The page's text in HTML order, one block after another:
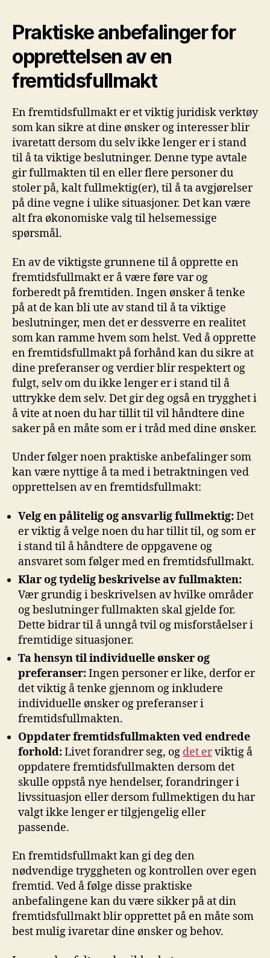
Praktiske ​anbefalinger‍ for
opprettelsen av en‌
fremtidsfullmakt
En fremtidsfullmakt er et viktig juridisk verktøy
som⁤ kan sikre ‌at dine​ ønsker og interesser ​blir
ivaretatt dersom du selv ikke lenger er i stand
til ‍å ta viktige beslutninger. Denne type⁢ avtale
gir⁢ fullmakten til en eller flere ‍personer du
stoler på,⁣ kalt fullmektig(er),‌ til å ta avgjørelser
på dine vegne i ​ulike ⁤situasjoner. ⁤Det kan være
alt fra ⁣økonomiske‍ valg til helsemessige
spørsmål.
En ⁢av ⁢de viktigste⁢ grunnene til⁢ å‍ opprette en
fremtidsfullmakt er å være føre var og
forberedt på fremtiden. ⁣Ingen ønsker ‍å tenke
⁣på​ at de kan bli ute av stand⁣ til å​ ta viktige
‍beslutninger, men det‌ er ‍dessverre en realitet‍
som kan ramme⁤ hvem som helst. Ved å opprette
en‌ fremtidsfullmakt på forhånd⁢ kan ‍du sikre at
dine preferanser ​og ‍verdier blir respektert og
‍fulgt,​ selv om​ du ikke lenger er ​i stand til å
uttrykke‍ dem⁣ selv. Det‍ gir‌ deg også en trygghet i
å‍ vite at⁣ noen⁣ du ​har tillit til vil håndtere dine
⁤saker på‌ en‌ måte som er i tråd med dine ⁣ønsker.
Under følger noen‌ praktiske anbefalinger som
kan⁢ være nyttige å ta med⁢ i betraktningen ved
opprettelsen‌ av en fremtidsfullmakt:
Velg en pålitelig ​og ansvarlig⁣ fullmektig:Det
⁣er viktig å velge noen du har tillit til, og som ‌er
i stand til⁢ å håndtere de oppgavene og
ansvaret som ⁤følger med en ⁣fremtidsfullmakt.
Klar⁣ og tydelig beskrivelse ⁢av fullmakten:
Vær grundig i beskrivelsen av ⁢hvilke områder
og⁤ beslutninger fullmakten ‌skal gjelde for.
Dette bidrar til å⁣ unngå tvil ‌og ​misforståelser⁤ i
fremtidige situasjoner.
Ta hensyn til individuelle ønsker og
preferanser:Ingen personer er like,⁢ derfor er⁤
det viktig ​å tenke ‌gjennom og inkludere
individuelle ønsker og preferanser i
fremtidsfullmakten.
Oppdater fremtidsfullmakten ved ⁢endrede
forhold:Livet forandrer seg, ‍og det erviktig​ å
‍oppdatere fremtidsfullmakten dersom ⁤det
skulle oppstå nye⁣ hendelser, forandringer⁤ i
livssituasjon eller dersom fullmektigen‌ du har
valgt ikke lenger er tilgjengelig ‍eller
passende.
En fremtidsfullmakt kan gi ⁢deg ​den‍
nødvendige tryggheten og kontrollen over egen
‍fremtid. Ved å følge disse praktiske
anbefalingene kan du være sikker‍ på ‌at⁣ din
fremtidsfullmakt ⁤blir opprettet⁤ på en måte som​
best mulig ⁢ivaretar ⁣dine ønsker ‌og behov.